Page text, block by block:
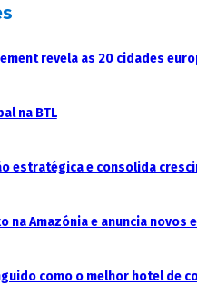
revela as 20 cidades
na BTL
estratégica e consolida
na Amazónia e anuncia
como o melhor hotel de